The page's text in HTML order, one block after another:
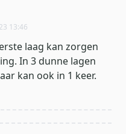
13:46
laag kan zorgen
In 3 dunne lagen
kan ook in 1 keer.